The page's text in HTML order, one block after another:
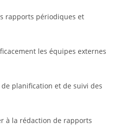
rapports périodiques et
les équipes externes
planification et de suivi des
à la rédaction de rapports